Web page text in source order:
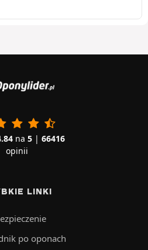
na 5 | 66416
opinii
LINKI
po oponach